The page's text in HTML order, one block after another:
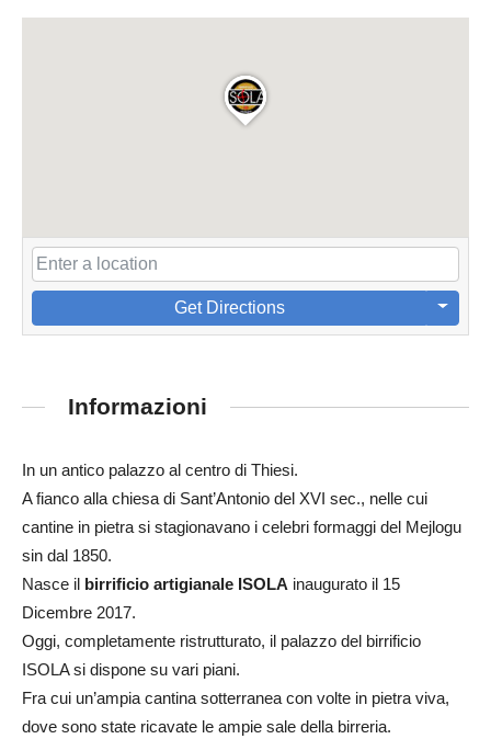
Get Directions
Informazioni
In un antico palazzo al centro di Thiesi.
A fianco alla chiesa di Sant’Antonio del XVI sec., nelle cui
cantine in pietra si stagionavano i celebri formaggi del Mejlogu
sin dal 1850.
Nasce il birrificio artigianale ISOLA inaugurato il 15
Dicembre 2017.
Oggi, completamente ristrutturato, il palazzo del birrificio
ISOLA si dispone su vari piani.
Fra cui un’ampia cantina sotterranea con volte in pietra viva,
dove sono state ricavate le ampie sale della birreria.